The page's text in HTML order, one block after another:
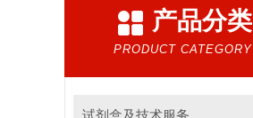
产品分类
PRODUCT CATEGORY
试剂盒及技术服务